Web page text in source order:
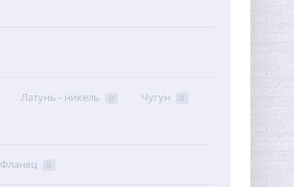
Латунь - никель 0 Чугун 0
Фланец 0